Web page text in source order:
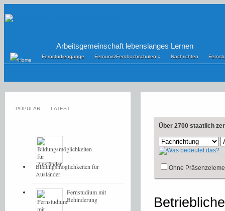
Arbeitsgemeinschaft lebenslanges Lernen
Fernstudiengänge Fernunis/Fernhochschulen » Nachrichten
Über 2700 staatlich
Ohne
POPULAR LATEST
Bildungsmöglichkeiten für
Ausländer
Fernstudium mit
Behinderung